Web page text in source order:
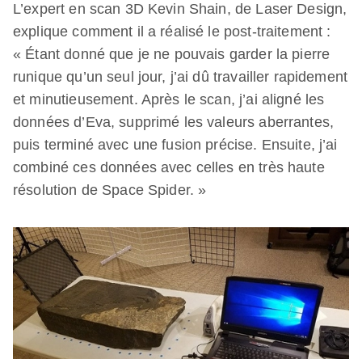
L’expert en scan 3D Kevin Shain, de Laser Design,
explique comment il a réalisé le post-traitement :
« Étant donné que je ne pouvais garder la pierre
runique qu’un seul jour, j’ai dû travailler rapidement
et minutieusement. Après le scan, j’ai aligné les
données d’Eva, supprimé les valeurs aberrantes,
puis terminé avec une fusion précise. Ensuite, j’ai
combiné ces données avec celles en très haute
résolution de Space Spider. »